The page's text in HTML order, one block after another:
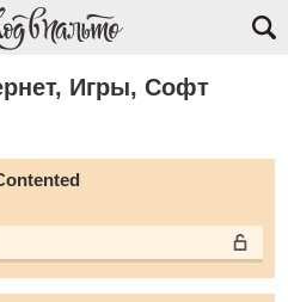
Игры, Софт